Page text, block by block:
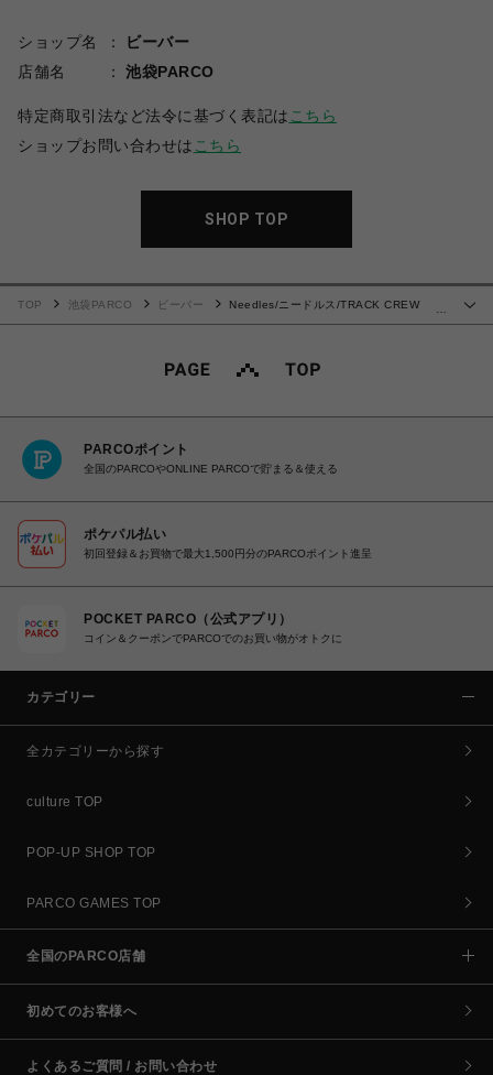
ショップ名
ビーバー
店舗名
池袋PARCO
特定商取引法など法令に基づく表記は こちら
ショップお問い合わせは こちら
SHOP TOP
TOP 池袋PARCO ビーバー
Needles/ニードルス/TRACK CREW
PARCOポイント
全国のPARCOやONLINE PARCOで貯まる＆使える
ポケパル払い
初回登録＆お買物で最大1,500円分のPARCOポイント進呈
POCKET PARCO（公式アプリ）
コイン＆クーポンでPARCOでのお買い物がオトクに
カテゴリー
全カテゴリーから探す
culture TOP
POP-UP SHOP TOP
PARCO GAMES TOP
全国のPARCO店舗
初めてのお客様へ
よくあるご質問 / お問い合わせ